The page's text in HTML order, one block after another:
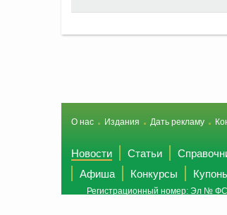
О нас Издания Дать рекламу
Новости Статьи
Афиша
Конкурсы
Регистрационный номер: Эл №